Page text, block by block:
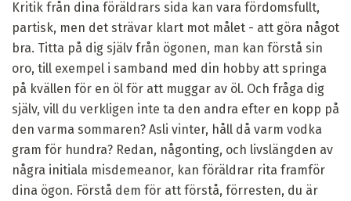
Kritik från dina föräldrars sida kan vara fördomsfullt,
partisk, men det strävar klart mot målet - att göra något
bra. Titta på dig själv från ögonen, man kan förstå sin
oro, till exempel i samband med din hobby att springa
på kvällen för en öl för att muggar av öl. Och fråga dig
själv, vill du verkligen inte ta den andra efter en kopp på
den varma sommaren? Asli vinter, håll då varm vodka
gram för hundra? Redan, någonting, och livslängden av
några initiala misdemeanor, kan föräldrar rita framför
dina ögon. Förstå dem för att förstå, förresten, du är